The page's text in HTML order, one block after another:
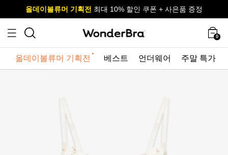
사이즈 무료 교환 서비스
올데이볼류머 기획전 최대 10% 할인 쿠폰 + 사은품 증정
사이즈 무료 교환 서비스
올데이볼류머 기획전 최대 10% 할인 쿠폰 + 사은품 증정
0
올데이볼류머 기획전 베스트 언더웨어 주말 특가